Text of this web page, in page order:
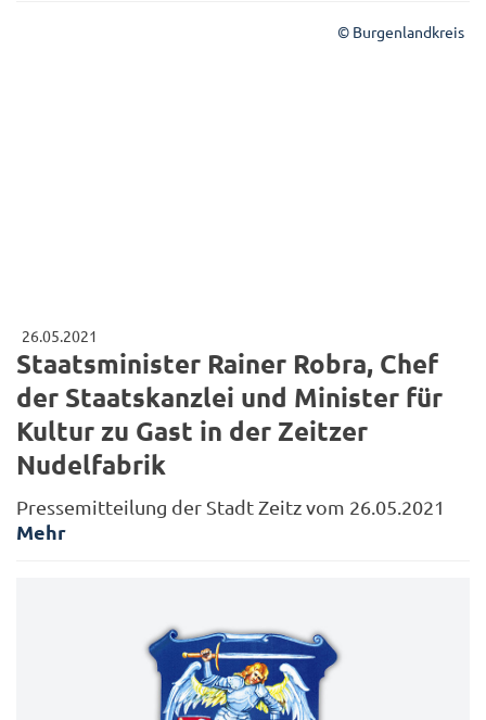
© Burgenlandkreis
26.05.2021
Staatsminister Rainer Robra, Chef
der Staatskanzlei und Minister für
Kultur zu Gast in der Zeitzer
Nudelfabrik
Pressemitteilung der Stadt Zeitz vom 26.05.2021
Mehr